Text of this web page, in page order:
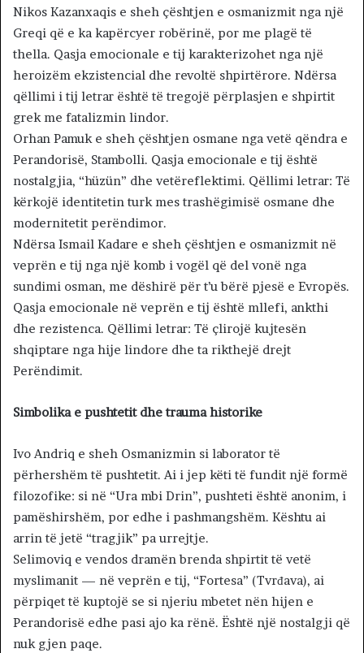
Nikos Kazanxaqis e sheh çështjen e osmanizmit nga një
Greqi që e ka kapërcyer robërinë, por me plagë të
thella. Qasja emocionale e tij karakterizohet nga një
heroizëm ekzistencial dhe revoltë shpirtërore. Ndërsa
qëllimi i tij letrar është të tregojë përplasjen e shpirtit
grek me fatalizmin lindor.
Orhan Pamuk e sheh çështjen osmane nga vetë qëndra e
Perandorisë, Stambolli. Qasja emocionale e tij është
nostalgjia, “hüzün” dhe vetëreflektimi. Qëllimi letrar: Të
kërkojë identitetin turk mes trashëgimisë osmane dhe
modernitetit perëndimor.
Ndërsa Ismail Kadare e sheh çështjen e osmanizmit në
veprën e tij nga një komb i vogël që del vonë nga
sundimi osman, me dëshirë për t’u bërë pjesë e Evropës.
Qasja emocionale në veprën e tij është mllefi, ankthi
dhe rezistenca. Qëllimi letrar: Të çlirojë kujtesën
shqiptare nga hije lindore dhe ta rikthejë drejt
Perëndimit.
Simbolika e pushtetit dhe trauma historike
Ivo Andriq e sheh Osmanizmin si laborator të
përhershëm të pushtetit. Ai i jep këti të fundit një formë
filozofike: si në “Ura mbi Drin”, pushteti është anonim, i
pamëshirshëm, por edhe i pashmangshëm. Kështu ai
arrin të jetë “tragjik” pa urrejtje.
Selimoviq e vendos dramën brenda shpirtit të vetë
myslimanit — në veprën e tij, “Fortesa” (Tvrđava), ai
përpiqet të kuptojë se si njeriu mbetet nën hijen e
Perandorisë edhe pasi ajo ka rënë. Është një nostalgji që
nuk gjen paqe.